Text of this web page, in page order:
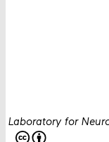
Laboratory for